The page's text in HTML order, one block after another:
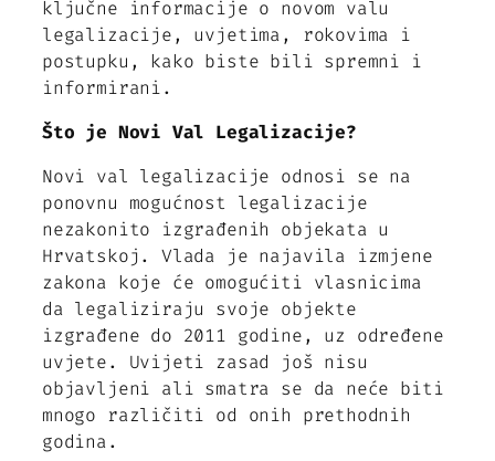
ključne informacije o novom valu
legalizacije, uvjetima, rokovima i
postupku, kako biste bili spremni i
informirani.
Što je Novi Val Legalizacije?
Novi val legalizacije odnosi se na
ponovnu mogućnost legalizacije
nezakonito izgrađenih objekata u
Hrvatskoj. Vlada je najavila izmjene
zakona koje će omogućiti vlasnicima
da legaliziraju svoje objekte
izgrađene do 2011 godine, uz određene
uvjete. Uvijeti zasad još nisu
objavljeni ali smatra se da neće biti
mnogo različiti od onih prethodnih
godina.